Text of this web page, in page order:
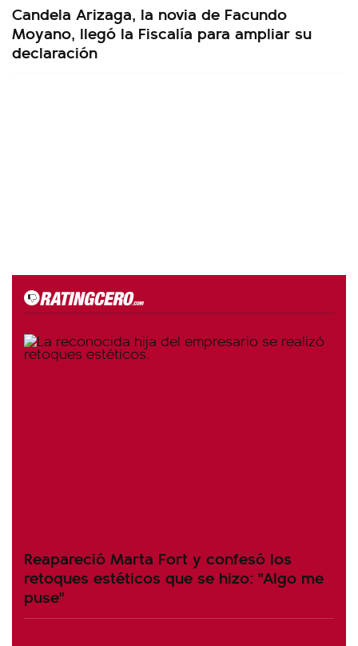
Candela Arizaga, la novia de Facundo
Moyano, llegó la Fiscalía para ampliar su
declaración
Reapareció Marta Fort y confesó los
retoques estéticos que se hizo: "Algo me
puse"